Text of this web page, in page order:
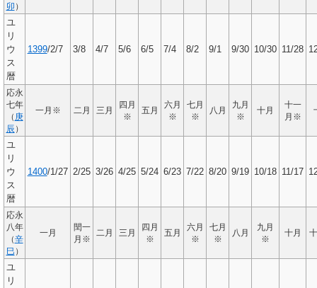
卯 ）
ユ
リ
ウ
ス
暦
1399/2/7 3/8 4/7 5/6 6/5 7/4 8/2 9/1 9/30 10/30 11/28
応永
七年
（ 庚
辰 ）
一月※ 二月 三月
四月
※
五月
六月
※
七月
※
八月
九月
※
十月
十一
月※
ユ
リ
ウ
ス
暦
1400/1/27 2/25 3/26 4/25 5/24 6/23 7/22 8/20 9/19 10/18 11/17
応永
八年
（辛
巳 ）
一月
閏一
月※
二月 三月
四月
※
五月
六月
※
七月
※
八月
九月
※
十月
ユ
リ